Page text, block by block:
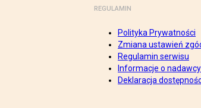
REGULAMIN
Polityka Prywatności
Zmiana ustawień
Regulamin serwisu
Informacje o nadawcy
Deklaracja